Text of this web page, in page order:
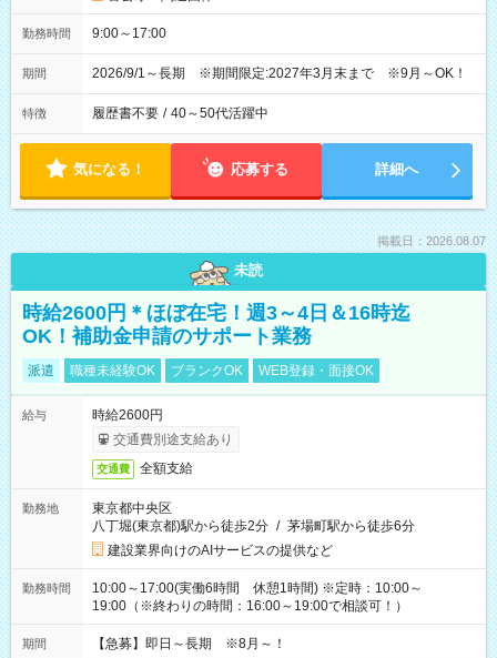
勤務時間 9:00～17:00
期間 2026/9/1～長期 ※期間限定:2027年3月末まで ※9月～OK！
特徴 履歴書不要 / 40～50代活躍中
気になる！ 応募する 詳細へ
掲載日：2026.08.07
未読
時給2600円＊ほぼ在宅！週3～4日＆16時迄
OK！補助金申請のサポート業務
派遣 職種未経験OK ブランクOK WEB登録・面接OK
給与
時給2600円
交通費別途支給あり
交通費 全額支給
勤務地
東京都中央区
八丁堀(東京都)駅から徒歩2分 / 茅場町駅から徒歩6分
建設業界向けのAIサービスの提供など
勤務時間
10:00～17:00(実働6時間 休憩1時間) ※定時：10:00～
19:00（※終わりの時間：16:00～19:00で相談可！）
期間 【急募】即日～長期 ※8月～！